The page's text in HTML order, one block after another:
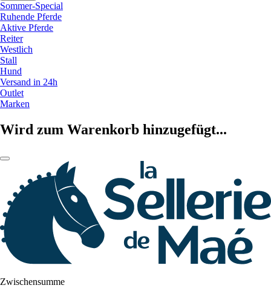
Sommer-Special
Ruhende Pferde
Aktive Pferde
Reiter
Westlich
Stall
Hund
Versand in 24h
Outlet
Marken
Wird zum Warenkorb hinzugefügt...
Zwischensumme